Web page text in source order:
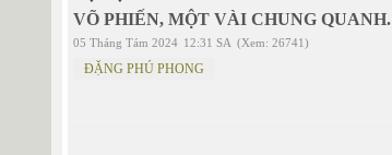
VÕ PHIẾN, MỘT VÀI CHUNG QUANH.
05 Tháng Tám 2024 12:31 SA (Xem: 26741)
ĐẶNG PHÚ PHONG